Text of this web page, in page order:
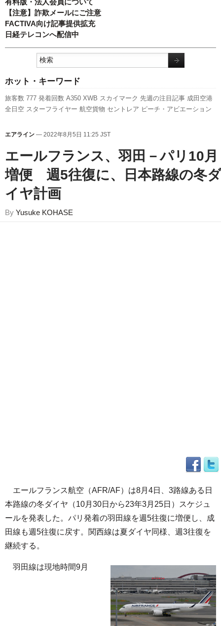
有料版・法人会員について
【注意】詐欺メールにご注意
FACTIVA向け記事提供拡充
日経テレコンへ配信中
ホット・キーワード
旅客数 777 発着回数 A350 XWB スカイマーク 先週の注目記事 成田空港
全日空 スターフライヤー 航空貨物 セントレア ピーチ・アビエーション
千歳空港
新路線 787 ANAホールディングス
空港 A320
エアライン — 2022年8月5日 11:25 JST
エールフランス、羽田－パリ10月
増便 週5往復に、日本路線の冬ダ
イヤ計画
By Yusuke KOHASE
エールフランス航空（AFR/AF）は8月4日、3路線ある日
本路線の冬ダイヤ（10月30日から23年3月25日）スケジュ
ールを発表した。パリ発着の羽田線を週5往復に増便し、成
田線も週5往復に戻す。関西線は夏ダイヤ同様、週3往復を
継続する。
羽田線は現地時間9月